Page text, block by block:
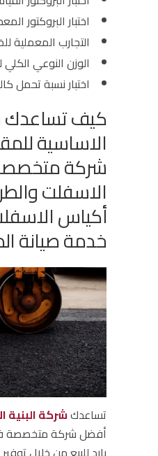
اختبار البروكتور
التجارب المعملية
الوزن النوعي الكلي
اختبار نسبة تحمل
كيف تساعدك
الاساسية
شركة
الاسفلت
أكياس
خدمة صيانة
تساعدكشركة البنية
أفضل شركة متخصصة